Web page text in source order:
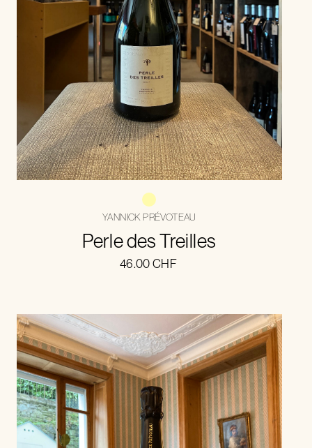
YANNICK PRÉVOTEAU
Perle des Treilles
46.00CHF